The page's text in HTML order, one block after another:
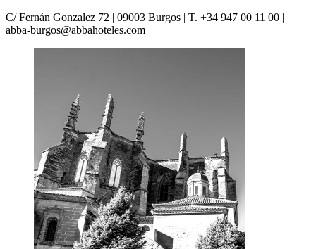
C/ Fernán Gonzalez 72 | 09003 Burgos | T. +34 947 00 11 00 |
abba-burgos@abbahoteles.com